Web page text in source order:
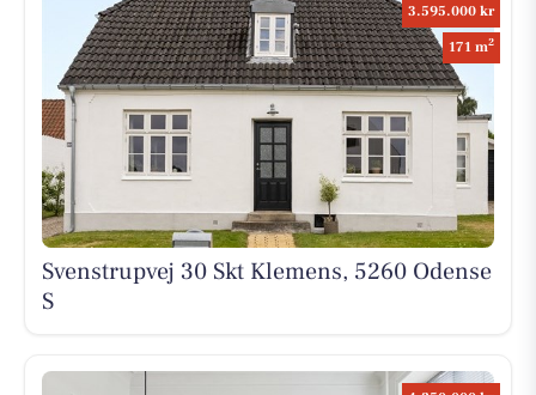
3.595.000 kr
171 m2
Svenstrupvej 30 Skt Klemens, 5260 Odense
S